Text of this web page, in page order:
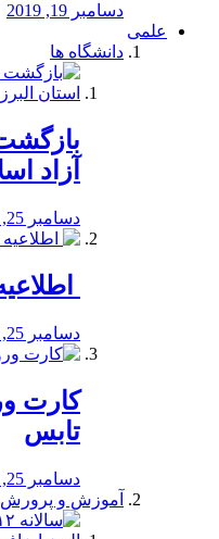
دسامبر 19, 2019
علمی
دانشگاه ها
آزاد
دسامبر 25, 2019
دسامبر 25, 2019
کارت
تابس
دسامبر 25, 2019
آموزش و پرورش